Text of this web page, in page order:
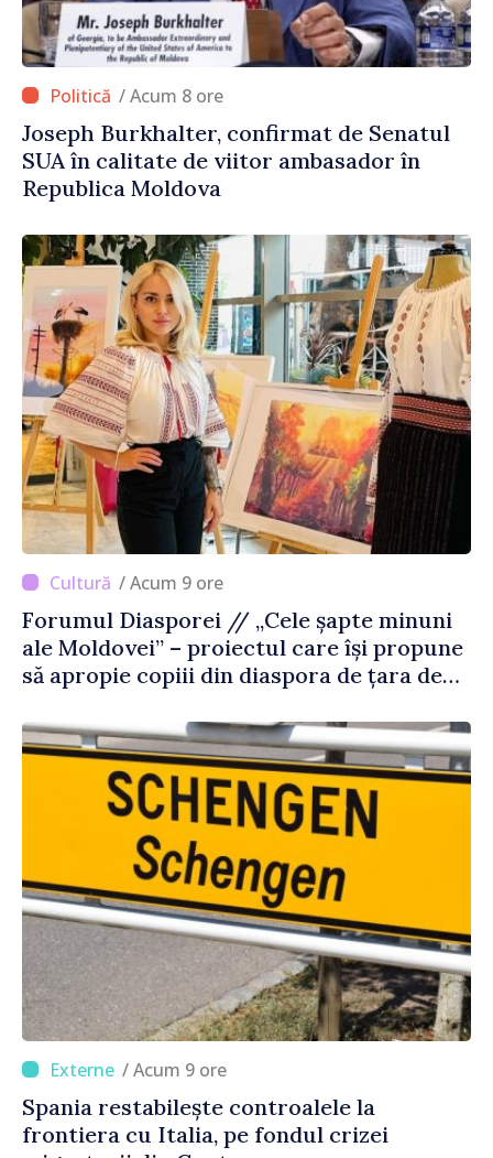
/ Acum 8 ore
Joseph Burkhalter, confirmat de Senatul
SUA în calitate de viitor ambasador în
Republica Moldova
/ Acum 9 ore
Forumul Diasporei // „Cele șapte minuni
ale Moldovei” – proiectul care își propune
să apropie copiii din diaspora de țara de
/ Acum 9 ore
Spania restabilește controalele la
frontiera cu Italia, pe fondul crizei